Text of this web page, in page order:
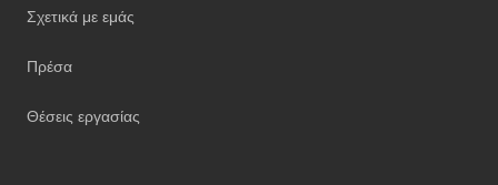
Σχετικά με εμάς
Πρέσα
Θέσεις εργασίας